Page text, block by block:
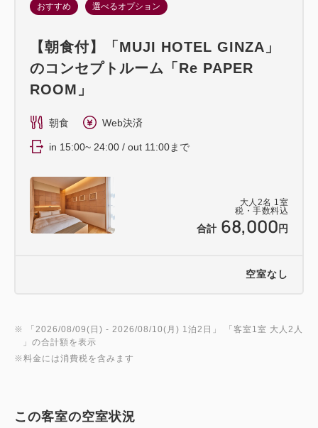
楽しみください。
【子供】
6歳以下のお子様は添寝利用の場合、無料でご宿泊い
ただけます。
は大人料金を頂戴いたします。
7歳以上のお子様は一律大人料金となっております。
につき、1名様まで可能です。
【客室室内設備】
ヘアくし/シャンプー/コンディショナー/ボディーソー
ケトル/壁掛式Bluetoothスピーカー/Wi-Fi
大人 2名 1 室
税・手数料込
合計 68,000 円
おすすめ 選べるオプション
【朝食付】「MUJI HOTEL GINZA」
のコンセプトルーム「Re PAPER
ROOM」
朝食 Web決済
in 15:00~ 24:00 / out 11:00まで
空室なし
※ 「 2026/08/09(日) - 2026/08/10(月) 1泊2日 」 「客室1室 大人2人
」の合計額を表示
※料金には消費税を含みます
この客室の空室状況